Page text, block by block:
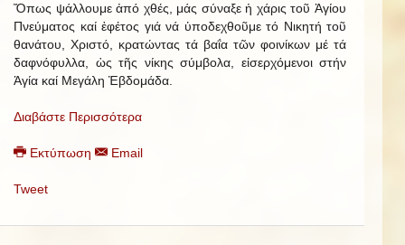
Ὅπως ψάλλουμε ἀπό χθές, μάς σύναξε ἡ χάρις τοῦ Ἁγίου
Πνεύματος καί ἐφέτος γιά νά ὑποδεχθοῦμε τό Νικητή τοῦ
θανάτου, Χριστό, κρατώντας τά βαΐα τῶν φοινίκων μέ τά
δαφνόφυλλα, ὡς τῆς νίκης σύμβολα, εἰσερχόμενοι στήν
Ἁγία καί Μεγάλη Ἑβδομάδα.
Διαβάστε Περισσότερα
Εκτύπωση Email
Tweet